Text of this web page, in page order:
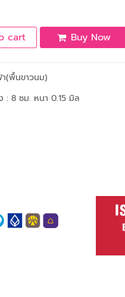
cart Buy Now
(พื้นขาวนม)
: 8 ซม. หนา 0.15 มิล